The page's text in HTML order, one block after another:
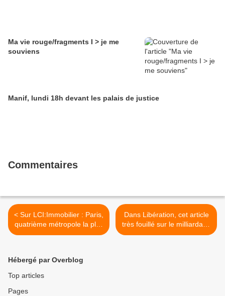
Ma vie rouge/fragments I > je me
souviens
Manif, lundi 18h devant les palais de justice
Commentaires
< Sur LCI:Immobilier : Paris,
quatrième métropole la plus
chère du monde, à
Dans Libération, cet article
très fouillé sur le milliardaire
qui débarque au Monde >
Hébergé par Overblog
Top articles
Pages